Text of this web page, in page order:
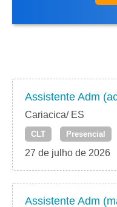
Assistente Adm
Cariacica/ ES
CLT Presencial
27 de julho de 2026
Assistente Adm